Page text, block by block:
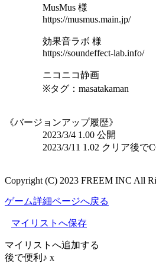
MusMus 様
https://musmus.main.jp/
効果音ラボ 様
https://soundeffect-lab.info/
ニコニコ静画
※タグ：masatakaman
《バージョンアップ履歴》
2023/3/4 1.00 公開
2023/3/11 1.02 クリア後でCG
Copyright (C) 2023 FREEM INC All
ゲーム詳細ページへ戻る
マイリストへ保存
マイリストへ追加する
後で便利♪ x